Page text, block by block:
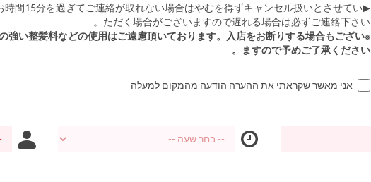
時間15分を過ぎてご連絡が取れない場合はやむを得ずキャンセル扱いとさせてい
ただく場合がございますので遅れる場合は必ずご連絡下さい。
の強い整髪料などの使用はご遠慮頂いております。入店をお断りする場合もござい
ますので予めご了承ください。
אני מאשר שקראתי את ההערה הודעה מהמקום למעלה